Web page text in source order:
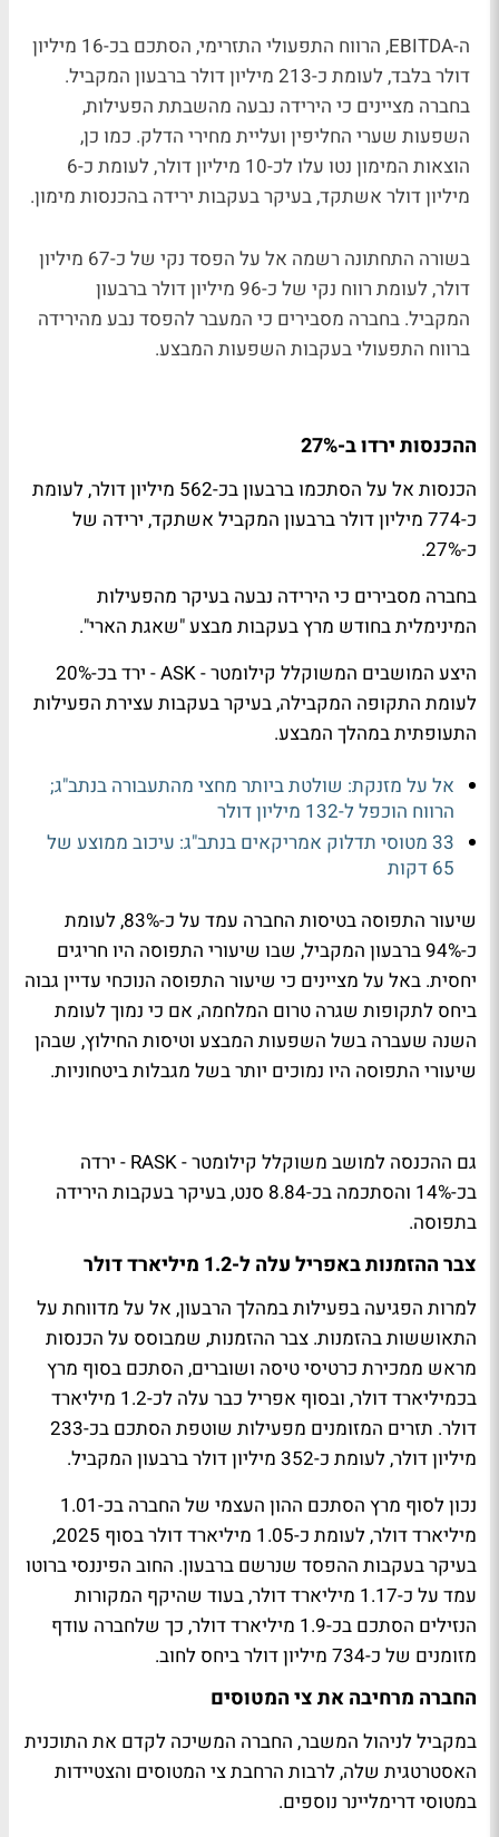
ה-EBITDA, הרווח התפעולי התזרימי, הסתכם בכ-16 מיליון
דולר בלבד, לעומת כ-213 מיליון דולר ברבעון המקביל.
בחברה מציינים כי הירידה נבעה מהשבתת הפעילות,
השפעות שערי החליפין ועליית מחירי הדלק. כמו כן,
הוצאות המימון נטו עלו לכ-10 מיליון דולר, לעומת כ-6
מיליון דולר אשתקד, בעיקר בעקבות ירידה בהכנסות מימון.
בשורה התחתונה רשמה אל על הפסד נקי של כ-67 מיליון
דולר, לעומת רווח נקי של כ-96 מיליון דולר ברבעון
המקביל. בחברה מסבירים כי המעבר להפסד נבע מהירידה
ברווח התפעולי בעקבות השפעות המבצע.
ההכנסות ירדו ב-27%
הכנסות אל על הסתכמו ברבעון בכ-562 מיליון דולר, לעומת
כ-774 מיליון דולר ברבעון המקביל אשתקד, ירידה של
כ-27%.
בחברה מסבירים כי הירידה נבעה בעיקר מהפעילות
המינימלית בחודש מרץ בעקבות מבצע "שאגת הארי".
היצע המושבים המשוקלל קילומטר - ASK - ירד בכ-20%
לעומת התקופה המקבילה, בעיקר בעקבות עצירת הפעילות
התעופתית במהלך המבצע.
אל על מזנקת: שולטת ביותר מחצי מהתעבורה בנתב"ג;
הרווח הוכפל ל-132 מיליון דולר
33 מטוסי תדלוק אמריקאים בנתב"ג: עיכוב ממוצע של
65 דקות
שיעור התפוסה בטיסות החברה עמד על כ-83%, לעומת
כ-94% ברבעון המקביל, שבו שיעורי התפוסה היו חריגים
יחסית. באל על מציינים כי שיעור התפוסה הנוכחי עדיין גבוה
ביחס לתקופות שגרה טרום המלחמה, אם כי נמוך לעומת
השנה שעברה בשל השפעות המבצע וטיסות החילוץ, שבהן
שיעורי התפוסה היו נמוכים יותר בשל מגבלות ביטחוניות.
גם ההכנסה למושב משוקלל קילומטר - RASK - ירדה
בכ-14% והסתכמה בכ-8.84 סנט, בעיקר בעקבות הירידה
בתפוסה.
צבר ההזמנות באפריל עלה ל-1.2 מיליארד דולר
למרות הפגיעה בפעילות במהלך הרבעון, אל על מדווחת על
התאוששות בהזמנות. צבר ההזמנות, שמבוסס על הכנסות
מראש ממכירת כרטיסי טיסה ושוברים, הסתכם בסוף מרץ
בכמיליארד דולר, ובסוף אפריל כבר עלה לכ-1.2 מיליארד
דולר. תזרים המזומנים מפעילות שוטפת הסתכם בכ-233
מיליון דולר, לעומת כ-352 מיליון דולר ברבעון המקביל.
נכון לסוף מרץ הסתכם ההון העצמי של החברה בכ-1.01
מיליארד דולר, לעומת כ-1.05 מיליארד דולר בסוף 2025,
בעיקר בעקבות ההפסד שנרשם ברבעון. החוב הפיננסי ברוטו
עמד על כ-1.17 מיליארד דולר, בעוד שהיקף המקורות
הנזילים הסתכם בכ-1.9 מיליארד דולר, כך שלחברה עודף
מזומנים של כ-734 מיליון דולר ביחס לחוב.
החברה מרחיבה את צי המטוסים
במקביל לניהול המשבר, החברה המשיכה לקדם את התוכנית
האסטרטגית שלה, לרבות הרחבת צי המטוסים והצטיידות
במטוסי דרימליינר נוספים.